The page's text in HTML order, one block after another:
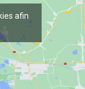
afin